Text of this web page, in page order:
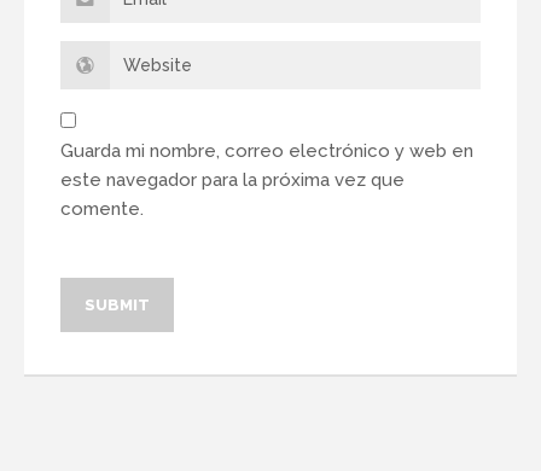
Guarda mi nombre, correo electrónico y web en
este navegador para la próxima vez que
comente.